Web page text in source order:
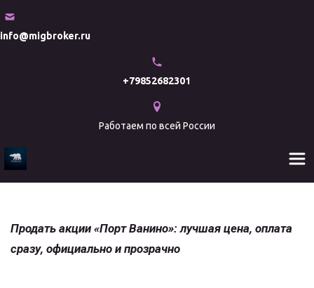
info@migbroker.ru
+79852682301
Работаем по всей России
Продать акции «Порт Ванино»: лучшая цена, оплата
сразу, официально и прозрачно